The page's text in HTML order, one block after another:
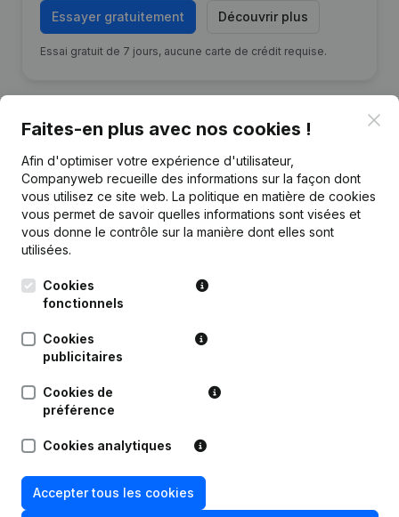
Essayer gratuitement Découvrir plus
Essai gratuit de 7 jours, aucune carte de crédit requise.
Publicationsde Sien Lauwers
Date Publication
Succursale, etc...)
Questions fréquemment posées
Quel est le numéro de TVA de Sien Lauwers?
Quel est l'identifiant PEPPOL de Sien Lauwers?
Faites-en plus avec nos cookies !
Afin d'optimiser votre expérience d'utilisateur,
Companyweb recueille des informations sur la façon dont
vous utilisez ce site web. La politique en matière de cookies
vous permet de savoir quelles informations sont visées et
vous donne le contrôle sur la manière dont elles sont
utilisées.
Cookies
fonctionnels
Cookies
publicitaires
Cookies de
préférence
Cookies analytiques
Accepter tous les cookies